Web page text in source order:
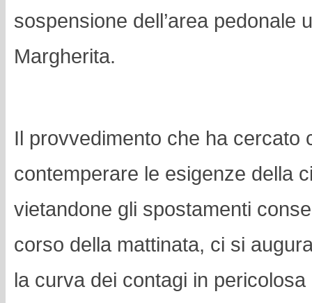
sospensione dell’area pedonale
Margherita.
Il provvedimento che ha cercato
contemperare le esigenze della
vietandone gli spostamenti
corso della mattinata, ci si
la curva dei contagi in